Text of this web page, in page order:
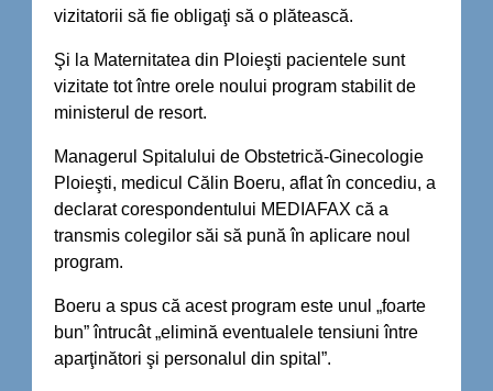
vizitatorii să fie obligaţi să o plătească.
Şi la Maternitatea din Ploieşti pacientele sunt
vizitate tot între orele noului program stabilit de
ministerul de resort.
Managerul Spitalului de Obstetrică-Ginecologie
Ploieşti, medicul Călin Boeru, aflat în concediu, a
declarat corespondentului MEDIAFAX că a
transmis colegilor săi să pună în aplicare noul
program.
Boeru a spus că acest program este unul „foarte
bun” întrucât „elimină eventualele tensiuni între
aparţinători şi personalul din spital”.